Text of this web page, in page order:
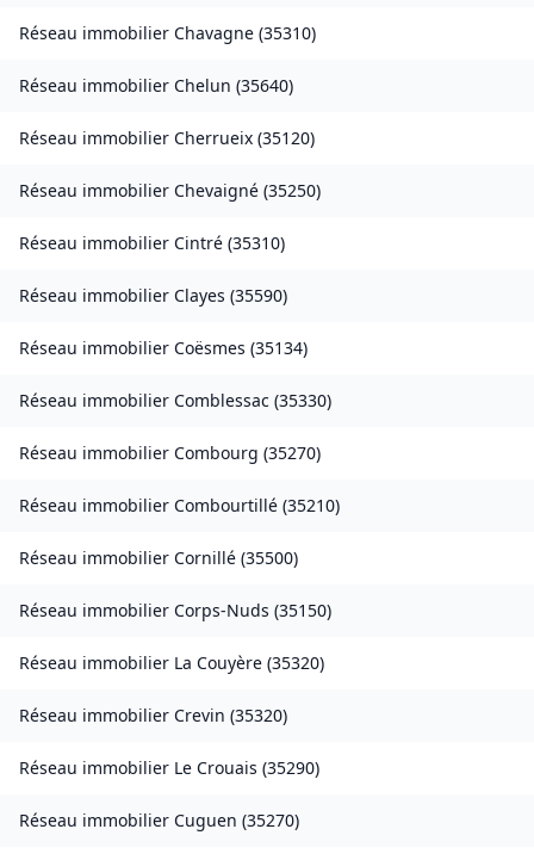
Réseau immobilier Chavagne (35310)
Réseau immobilier Chelun (35640)
Réseau immobilier Cherrueix (35120)
Réseau immobilier Chevaigné (35250)
Réseau immobilier Cintré (35310)
Réseau immobilier Clayes (35590)
Réseau immobilier Coësmes (35134)
Réseau immobilier Comblessac (35330)
Réseau immobilier Combourg (35270)
Réseau immobilier Combourtillé (35210)
Réseau immobilier Cornillé (35500)
Réseau immobilier Corps-Nuds (35150)
Réseau immobilier La Couyère (35320)
Réseau immobilier Crevin (35320)
Réseau immobilier Le Crouais (35290)
Réseau immobilier Cuguen (35270)